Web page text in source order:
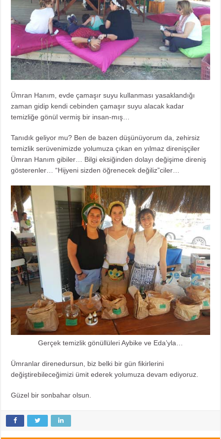
Ümran Hanım, evde çamaşır suyu kullanması yasaklandığı
zaman gidip kendi cebinden çamaşır suyu alacak kadar
temizliğe gönül vermiş bir insan-mış…
Tanıdık geliyor mu? Ben de bazen düşünüyorum da, zehirsiz
temizlik serüvenimizde yolumuza çıkan en yılmaz direnişçiler
Ümran Hanım gibiler… Bilgi eksiğinden dolayı değişime direniş
gösterenler… “Hijyeni sizden öğrenecek değiliz”ciler…
Gerçek temizlik gönüllüleri Aybike ve Eda’yla…
Ümranlar direnedursun, biz belki bir gün fikirlerini
değiştirebileceğimizi ümit ederek yolumuza devam ediyoruz.
Güzel bir sonbahar olsun.